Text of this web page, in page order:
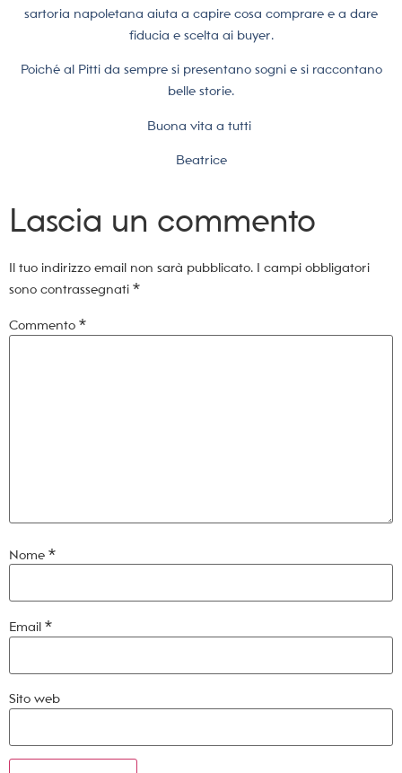
sartoria napoletana aiuta a capire cosa comprare e a dare
fiducia e scelta ai buyer.
Poiché al Pitti da sempre si presentano sogni e si raccontano
belle storie.
Buona vita a tutti
Beatrice
Lascia un commento
Il tuo indirizzo email non sarà pubblicato. I campi obbligatori
sono contrassegnati *
Commento *
Nome *
Email *
Sito web